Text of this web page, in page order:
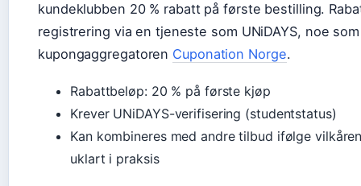
kundeklubben 20 % rabatt på første bestilling.
registrering via en tjeneste som UNiDAYS, noe
kupongaggregatoren Cuponation Norge.
Rabattbeløp: 20 % på første kjøp
Krever UNiDAYS-verifisering (studentstatus)
Kan kombineres med andre tilbud ifølge
uklart i praksis